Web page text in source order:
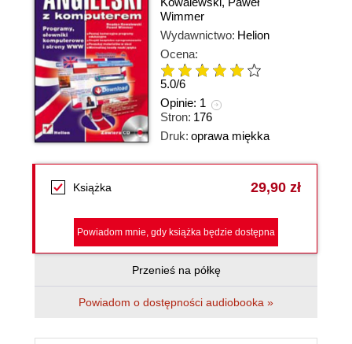
Wimmer
Wydawnictwo: Helion
Ocena:
5.0/6
Opinie: 1
Stron: 176
Druk: oprawa miękka
Książka 29,90 zł
Powiadom mnie, gdy książka będzie dostępna
Przenieś na półkę
Powiadom o dostępności audiobooka »